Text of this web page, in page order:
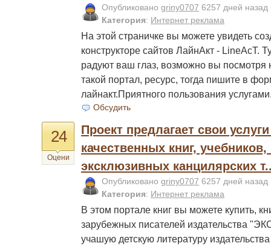
Опубликовано griny0707 6257 дней назад
Категория: Интернет реклама
На этой страничке вы можете увидеть
конструкторе сайтов ЛайнАкт - LineAcT.
радуют ваш глаз, возможно вы посмотря
такой портал, ресурс, тогда пишите в
лайнакт.Приятного пользования
Обсудить
24
Оцени
Проект предлагает свои
качественных книг,
эксклюзивных канцилярских
Опубликовано griny0707 6257 дней назад
Категория: Интернет реклама
В этом портале книг вы можете купить,
зарубежных писателей издательства
учашую детскую литературу